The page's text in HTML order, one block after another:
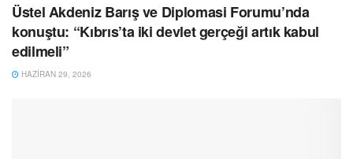
Üstel Akdeniz Barış ve Diplomasi Forumu’nda
konuştu: “Kıbrıs’ta iki devlet gerçeği artık kabul
edilmeli”
HAZIRAN 29, 2026